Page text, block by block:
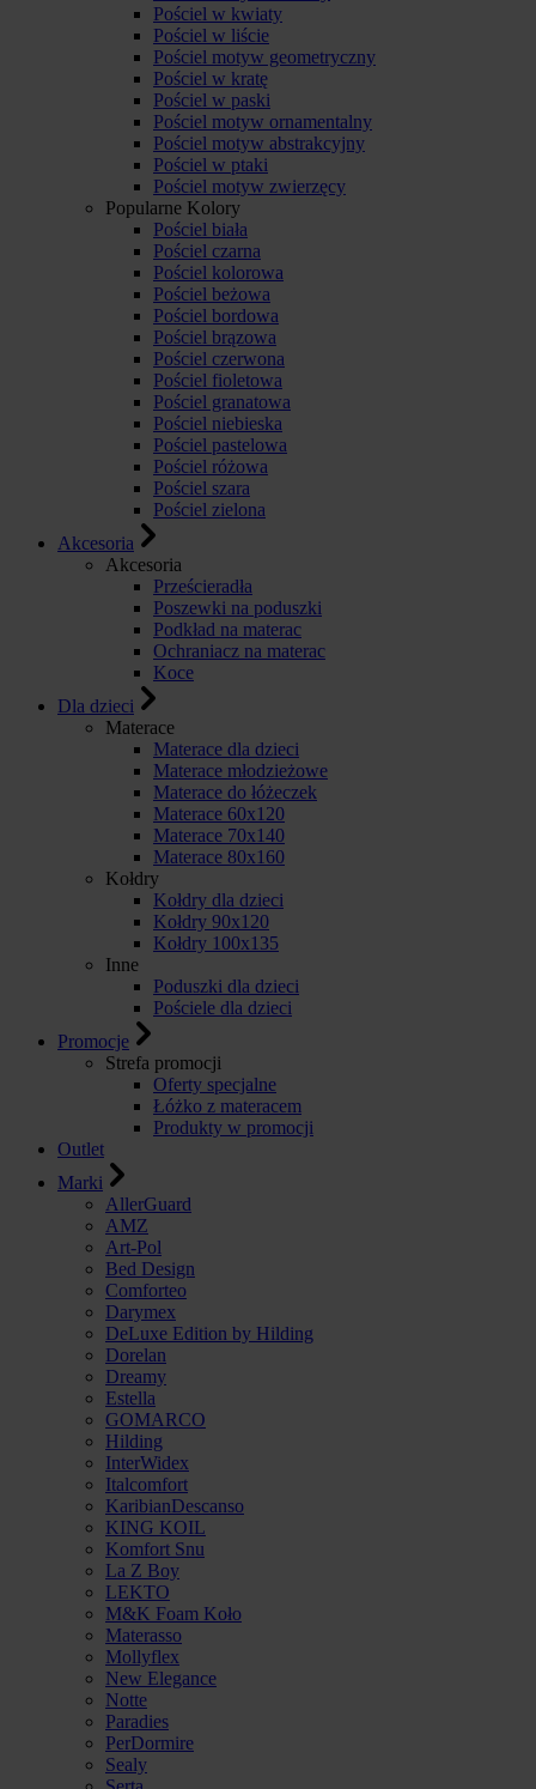
Pościel w kwiaty
Pościel w liście
Pościel motyw geometryczny
Pościel w kratę
Pościel w paski
Pościel motyw ornamentalny
Pościel motyw abstrakcyjny
Pościel w ptaki
Pościel motyw zwierzęcy
Popularne Kolory
Pościel biała
Pościel czarna
Pościel kolorowa
Pościel beżowa
Pościel bordowa
Pościel brązowa
Pościel czerwona
Pościel fioletowa
Pościel granatowa
Pościel niebieska
Pościel pastelowa
Pościel różowa
Pościel szara
Pościel zielona
Akcesoria
Akcesoria
Prześcieradła
Poszewki na poduszki
Podkład na materac
Ochraniacz na materac
Koce
Dla dzieci
Materace
Materace dla dzieci
Materace młodzieżowe
Materace do łóżeczek
Materace 60x120
Materace 70x140
Materace 80x160
Kołdry
Kołdry dla dzieci
Kołdry 90x120
Kołdry 100x135
Inne
Poduszki dla dzieci
Pościele dla dzieci
Promocje
Strefa promocji
Oferty specjalne
Łóżko z materacem
Produkty w promocji
Outlet
Marki
AllerGuard
AMZ
Art-Pol
Bed Design
Comforteo
Darymex
DeLuxe Edition by Hilding
Dorelan
Dreamy
Estella
GOMARCO
Hilding
InterWidex
Italcomfort
KaribianDescanso
KING KOIL
Komfort Snu
La Z Boy
LEKTO
M&K Foam Koło
Materasso
Mollyflex
New Elegance
Notte
Paradies
PerDormire
Sealy